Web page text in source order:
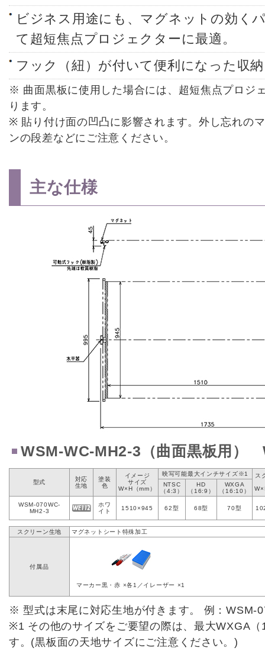
ビジネス用途にも、マグネットの効く
て超短焦点プロジェクターに最適。
フック（紐）が付いて便利になった収
※ 曲面黒板に使用した場合には、超短焦点プロジ
ります。
※ 貼り付け面の凹凸に影響されます。外し忘れの
ンの段差などにご注意ください。
主な仕様
WSM-WC-MH2-3（曲面黒板用）
型式
対応
生地
塗装
色
イメージ
サイズ
W×H（mm）
映写可能最大インチサイズ※1
ス
NTSC
（4:3）
HD
（16:9）
WXGA
（16:10）
WSM-070WC-
MH2-3
ホワ
イト
1510×945 62型 68型 70型
スクリーン生地 マグネットシート特殊加工
付属品
マーカー黒・赤 ×各1／イレーザー ×1
※ 型式は末尾に対応生地が付きます。 例：WSM-
※1 その他のサイズをご要望の際は、最大WXGA
す。(黒板面の天地サイズにご注意ください。)